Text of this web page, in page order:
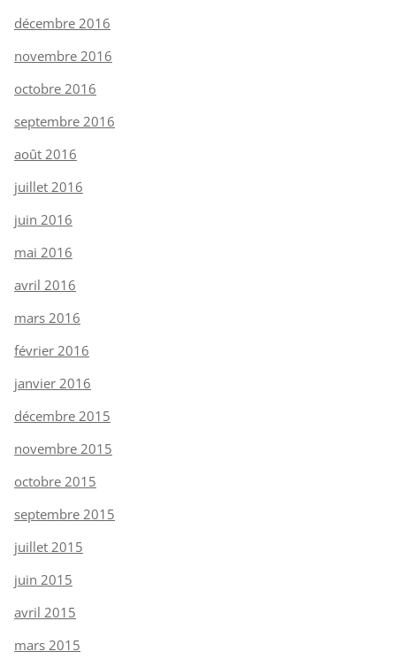
décembre 2016
novembre 2016
octobre 2016
septembre 2016
août 2016
juillet 2016
juin 2016
mai 2016
avril 2016
mars 2016
février 2016
janvier 2016
décembre 2015
novembre 2015
octobre 2015
septembre 2015
juillet 2015
juin 2015
avril 2015
mars 2015